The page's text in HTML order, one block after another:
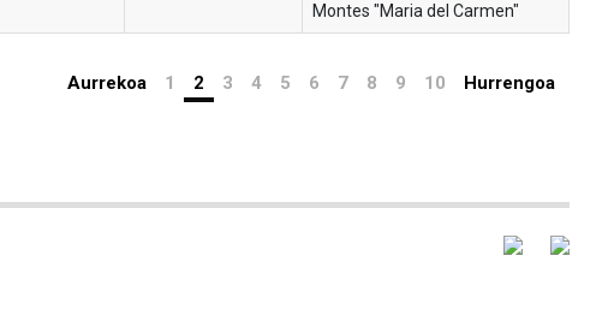
Montes "Maria del Carmen"
Aurrekoa 1 2 3 4 5 6 7 8 9 10 Hurrengoa